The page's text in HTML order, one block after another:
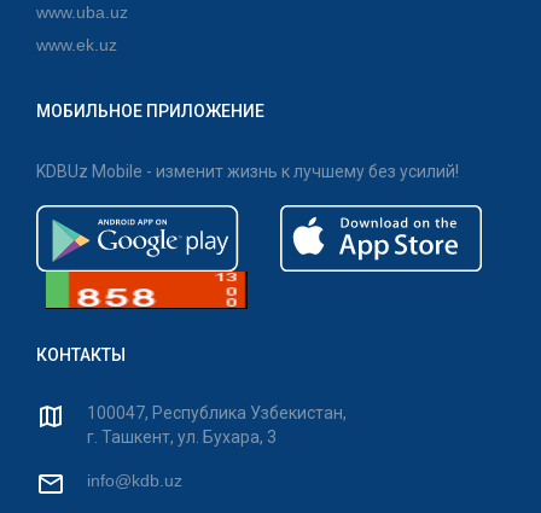
www.uba.uz
www.ek.uz
МОБИЛЬНОЕ ПРИЛОЖЕНИЕ
KDBUz Mobile - изменит жизнь к лучшему без усилий!
КОНТАКТЫ
100047, Республика Узбекистан,
г. Ташкент, ул. Бухара, 3
info@kdb.uz